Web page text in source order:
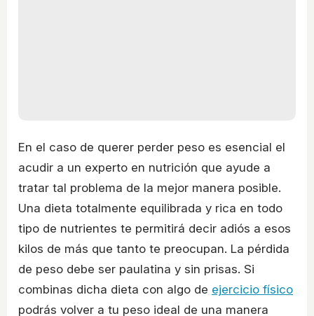
En el caso de querer perder peso es esencial el
acudir a un experto en nutrición que ayude a
tratar tal problema de la mejor manera posible.
Una dieta totalmente equilibrada y rica en todo
tipo de nutrientes te permitirá decir adiós a esos
kilos de más que tanto te preocupan. La pérdida
de peso debe ser paulatina y sin prisas. Si
combinas dicha dieta con algo de ejercicio físico
podrás volver a tu peso ideal de una manera